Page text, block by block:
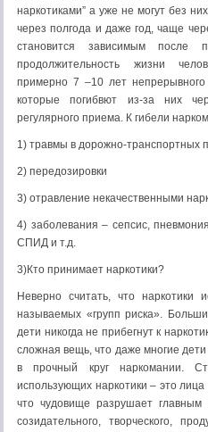
наркотиками” а уже не могут без
через полгода и даже год, чаще
становится зависимым после
продолжительность жизни
примерно 7 –10 лет
которые погибвют из-за них
регулярного приема. К гибели
1) травмы в дорожно-транспортных
2) передозировки
3) отравление некачественными
4) заболевания – сепсис,
СПИД и т.д.
3)Кто принимает наркотики?
Неверно считать, что наркотики
называемых «групп риска».
дети никогда не прибегнут к
сложная вещь, что даже многие
в прочный круг наркомании.
использующих наркотики – это
что чудовище разрушает
созидательного, творческого,